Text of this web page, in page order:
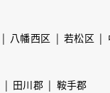
八幡西区 若松区
田川郡
鞍手郡